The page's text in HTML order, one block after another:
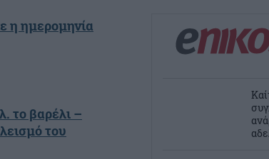
η ημερομηνία
το βαρέλι –
του